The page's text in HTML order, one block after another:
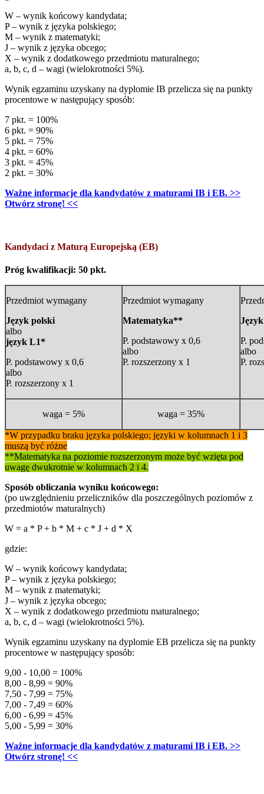
W – wynik końcowy kandydata;
P – wynik z języka polskiego;
M – wynik z matematyki;
J – wynik z języka obcego;
X – wynik z dodatkowego przedmiotu maturalnego;
a, b, c, d – wagi (wielokrotności 5%).
Wynik egzaminu uzyskany na dyplomie IB przelicza się na punkty
procentowe w następujący sposób:
7 pkt. = 100%
6 pkt. = 90%
5 pkt. = 75%
4 pkt. = 60%
3 pkt. = 45%
2 pkt. = 30%
Ważne informacje dla kandydatów z maturami IB i EB. >>
Otwórz stronę! <<
Kandydaci z Maturą Europejską (EB)
Próg kwalifikacji: 50 pkt.
Przedmiot wymagany
Język polski
albo
język L1*
P. podstawowy x 0,6
albo
P. rozszerzony x 1
Przedmiot wymagany
Matematyka**
P. podstawowy x 0,6
albo
P. rozszerzony x 1
P.
albo
P.
waga = 5% waga = 35%
*W przypadku braku języka polskiego; języki w kolumnach 1 i 3
muszą być różne
**Matematyka na poziomie rozszerzonym może być wzięta pod
uwagę dwukrotnie w kolumnach 2 i 4.
Sposób obliczania wyniku końcowego:
(po uwzględnieniu przeliczników dla poszczególnych poziomów z
przedmiotów maturalnych)
W = a * P + b * M + c * J + d * X
gdzie:
W – wynik końcowy kandydata;
P – wynik z języka polskiego;
M – wynik z matematyki;
J – wynik z języka obcego;
X – wynik z dodatkowego przedmiotu maturalnego;
a, b, c, d – wagi (wielokrotności 5%).
Wynik egzaminu uzyskany na dyplomie EB przelicza się na punkty
procentowe w następujący sposób:
9,00 - 10,00 = 100%
8,00 - 8,99 = 90%
7,50 - 7,99 = 75%
7,00 - 7,49 = 60%
6,00 - 6,99 = 45%
5,00 - 5,99 = 30%
Ważne informacje dla kandydatów z maturami IB i EB. >>
Otwórz stronę! <<